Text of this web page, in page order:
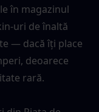
în magazinul
uri de înaltă
— dacă îți place
deoarece
rară.